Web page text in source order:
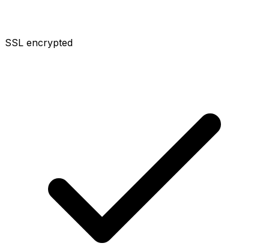
SSL encrypted